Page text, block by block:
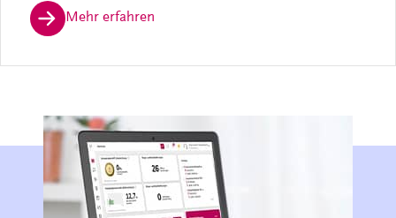
Mehr erfahren